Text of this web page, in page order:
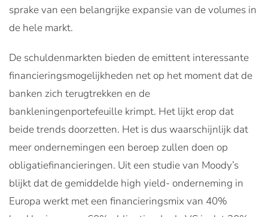
sprake van een belangrijke expansie van de volumes in
de hele markt.
De schuldenmarkten bieden de emittent interessante
financieringsmogelijkheden net op het moment dat de
banken zich terugtrekken en de
bankleningenportefeuille krimpt. Het lijkt erop dat
beide trends doorzetten. Het is dus waarschijnlijk dat
meer ondernemingen een beroep zullen doen op
obligatiefinancieringen. Uit een studie van Moody’s
blijkt dat de gemiddelde high yield- onderneming in
Europa werkt met een financieringsmix van 40%